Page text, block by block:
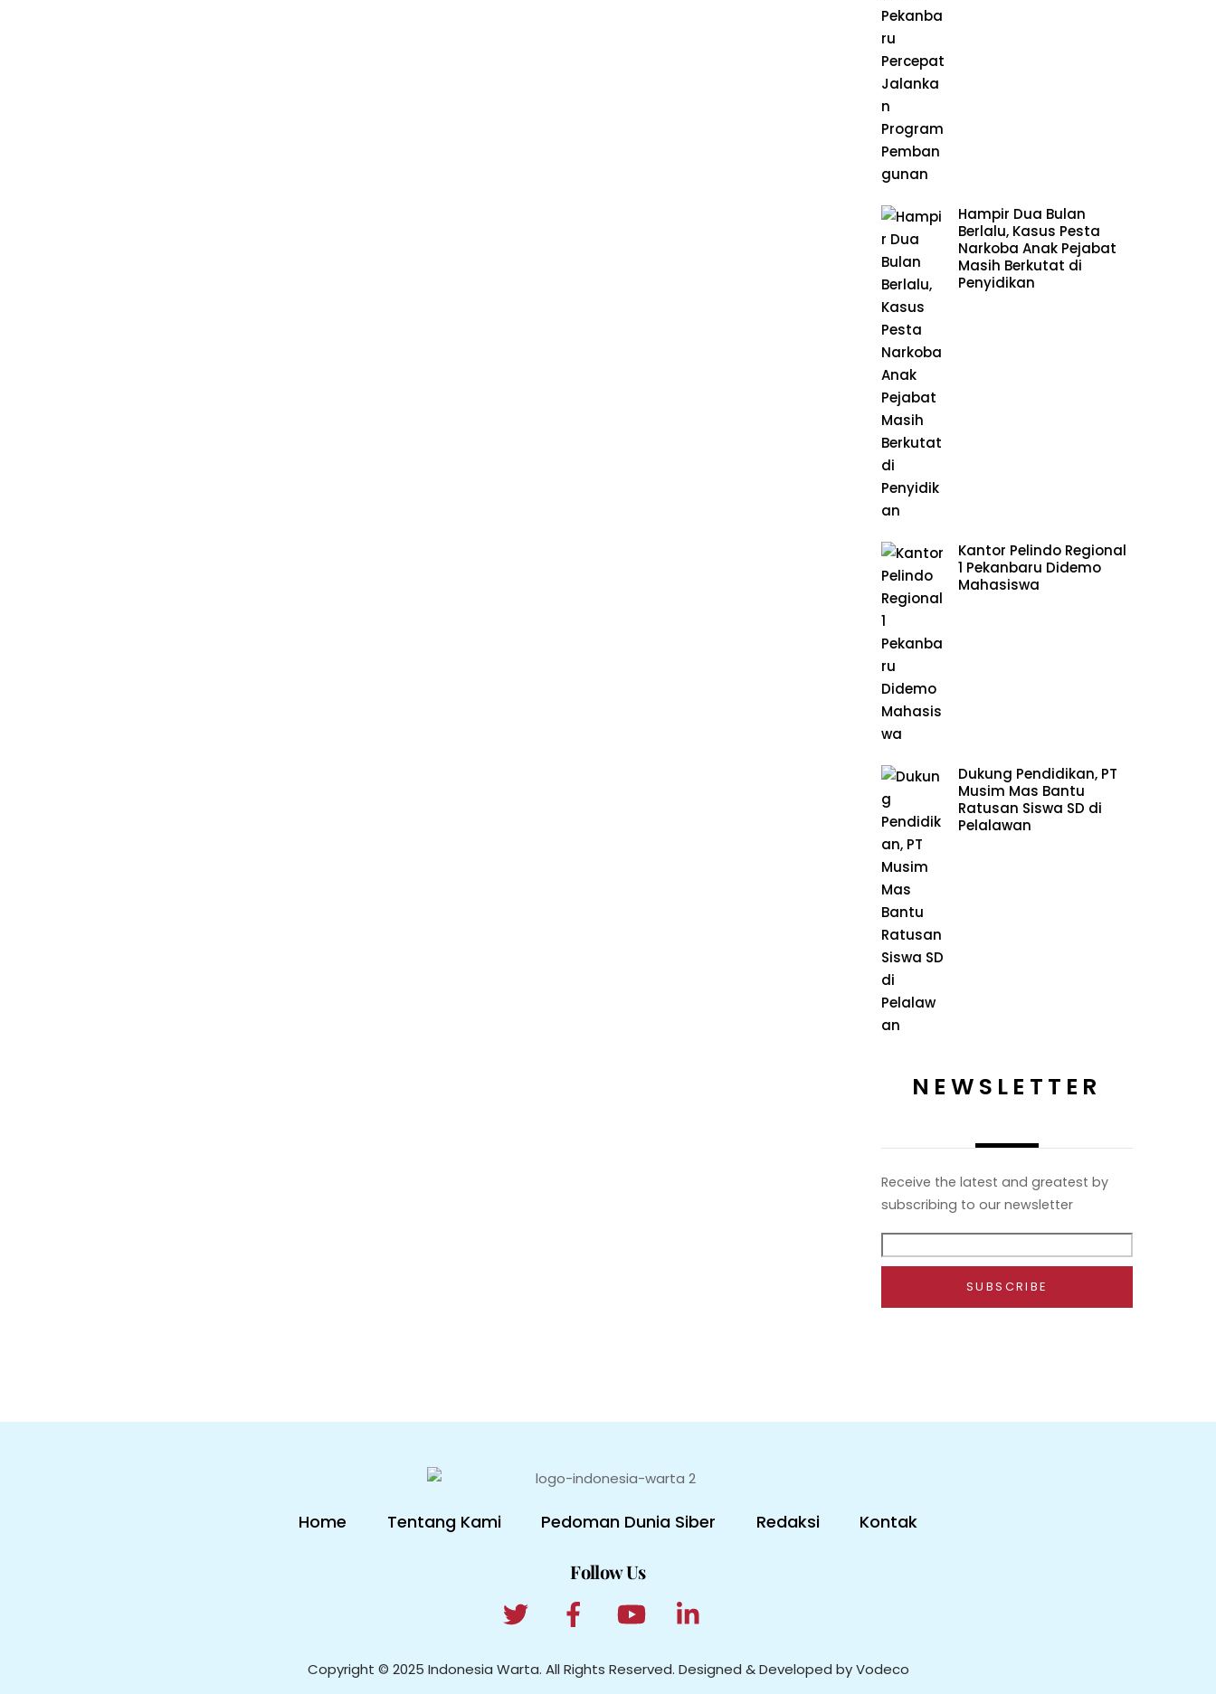
Hampir Dua Bulan
Berlalu, Kasus Pesta
Narkoba Anak Pejabat
Masih Berkutat di
Penyidikan
Kantor Pelindo Regional
1 Pekanbaru Didemo
Mahasiswa
Dukung Pendidikan, PT
Musim Mas Bantu
Ratusan Siswa SD di
Pelalawan
NEWSLETTER
Receive the latest and greatest by
subscribing to our newsletter
Home Tentang Kami Pedoman Dunia Siber Redaksi Kontak
Follow Us
Copyright © 2025 Indonesia Warta. All Rights Reserved. Designed & Developed by Vodeco